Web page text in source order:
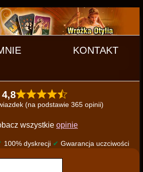
KONTAKT
4,8
(na podstawie 365 opinii)
wszystkie opinie
100% dyskrecji ✔ Gwarancja uczciwości